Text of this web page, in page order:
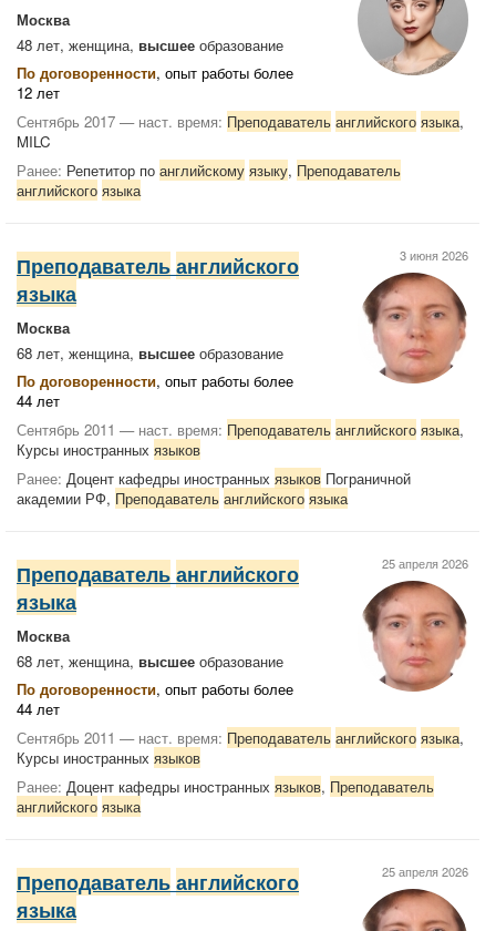
Москва
48 лет, женщина, высшее образование
По договоренности, опыт работы более
12 лет
Сентябрь 2017 — наст. время: Преподаватель английского языка,
MILC
Ранее: Репетитор по английскому языку, Преподаватель
английского языка
3 июня 2026
Преподаватель английского
языка
Москва
68 лет, женщина, высшее образование
По договоренности, опыт работы более
44 лет
Сентябрь 2011 — наст. время: Преподаватель английского языка,
Курсы иностранных языков
Ранее: Доцент кафедры иностранных языков Пограничной
академии РФ, Преподаватель английского языка
25 апреля 2026
Преподаватель английского
языка
Москва
68 лет, женщина, высшее образование
По договоренности, опыт работы более
44 лет
Сентябрь 2011 — наст. время: Преподаватель английского языка,
Курсы иностранных языков
Ранее: Доцент кафедры иностранных языков, Преподаватель
английского языка
25 апреля 2026
Преподаватель английского
языка